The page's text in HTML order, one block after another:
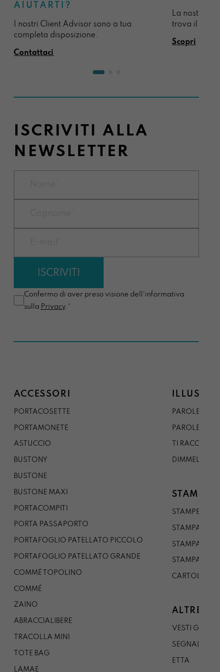
AIUTARTI?
I nostri Client Advisor sono a tua
completa disposizione.
Contattaci
La nostra
trova il
Scopri
ISCRIVITI ALLA
NEWSLETTER
Confermo di aver preso visione dell'informativa
sulla Privacy.*
ACCESSORI
PORTACOSETTE
PORTAMONETE
ASTUCCIO
BUSTONY
BUSTONE
BUSTONE MAXI
PORTACOMPITI
PORTA PASSAPORTO
PORTAFOGLIO PATELLATO PICCOLO
PORTAFOGLIO PATELLATO GRANDE
COMMÉ TOPOLINO
COMMÉ
ZAINO
ABRACCIALIBERE
TRACOLLA MINI
TOTE BAG
LAMAE
PAROLE DAL
PAROLE DA
TI
DIMMELO
STAMPE
STAMPE A5
STAMPA A3
STAMPA A1
STAMPA A0
CARTOLINA
ALTRE
VESTI
SEGNALIBRO
ETTA